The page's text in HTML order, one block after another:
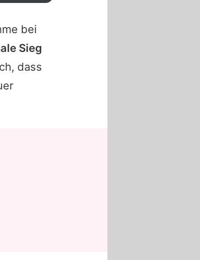
bei
Sieg
dass